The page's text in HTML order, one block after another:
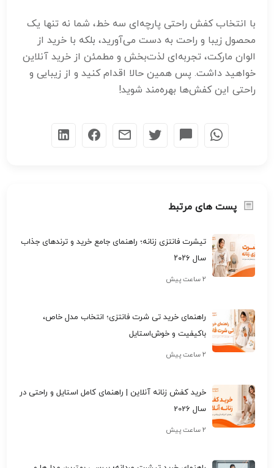
با انتخاب کفش راحتی پارچه‌ای سه خط، شما نه تنها یک
محصول زیبا و راحت به دست می‌آورید، بلکه با خرید از
الوان مارکت، تجربه‌ای لذت‌بخش و مطمئن از خرید آنلاین
خواهید داشت. پس همین حالا اقدام کنید و از زیبایی و
راحتی این کفش‌ها بهره‌مند شوید!
پست های مرتبط
تیشرت فانتزی زنانه؛ راهنمای جامع خرید و ترندهای جذاب
سال ۲۰۲۶
۲ ساعت پیش
راهنمای خرید تی شرت فانتزی؛ انتخاب مدل خاص،
باکیفیت و خوش‌استایل
۲ ساعت پیش
خرید کفش زنانه آنلاین | راهنمای کامل استایل و راحتی در
سال 2026
۲ ساعت پیش